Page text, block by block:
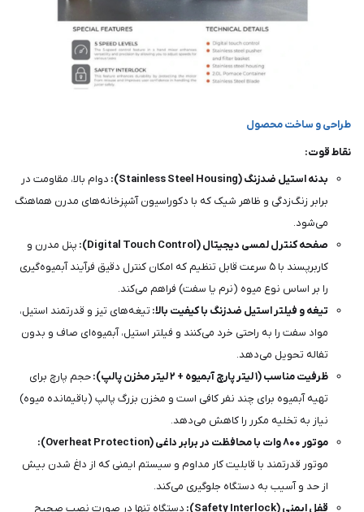
طراحی و ساخت محصول
نقاط قوت:
بدنه استیل ضدزنگ (Stainless Steel Housing):
دوام بالا، مقاومت در
برابر زنگ‌زدگی و ظاهر شیک که با دکوراسیون آشپزخانه‌های مدرن هماهنگ
می‌شود.
صفحه کنترل لمسی دیجیتال (Digital Touch Control):
پنل مدرن و
کاربرپسند با ۵ سرعت قابل تنظیم که امکان کنترل دقیق فرآیند آبمیوه‌گیری
را بر اساس نوع میوه (نرم یا سفت) فراهم می‌کند.
تیغه و فیلتر استیل ضدزنگ با کیفیت بالا: تیغه‌های تیز و قدرتمند استیل،
مواد سفت را به راحتی خرد می‌کنند و فیلتر استیل، آبمیوه‌ای صاف و بدون
تفاله تحویل می‌دهد.
ظرفیت مناسب (۱ لیتر پارچ آبمیوه + ۲ لیتر مخزن پالپ):
حجم پارچ برای
تهیه آبمیوه برای چند نفر کافی است و مخزن بزرگ پالپ (باقیمانده میوه)
نیاز به تخلیه مکرر را کاهش می‌دهد.
موتور ۸۰۰ وات با محافظت در برابر داغی (Overheat Protection):
موتور قدرتمند با قابلیت کار مداوم و سیستم ایمنی که از داغ شدن بیش
از حد و آسیب به دستگاه جلوگیری می‌کند.
قفل ایمنی (Safety Interlock):
دستگاه تنها در صورت نصب صحیح